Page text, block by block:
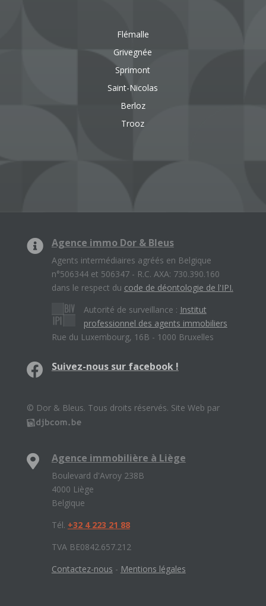
Flémalle
Grivegnée
Sprimont
Saint-Nicolas
Berloz
Trooz
Agence immo Dor & Bleus
Agents intermédiaires agréés en Belgique
n°506344 et 506347 - R.C. AXA: 730.390.160
dans le respect du code de déontologie de l'IPI.
Autorité de surveillance : Institut
professionnel des agents immobiliers
Rue du Luxembourg, 16B - 1000 Bruxelles
Suivez-nous sur facebook !
© Dor & Bleus. Tous droits réservés. Site Web par
Agence immobilière à Liège
Boulevard d'Avroy 238B
4000 Liège
Belgique
Tél. +32 4 223 21 88
TVA BE0842.657.212
Contactez-nous - Mentions légales